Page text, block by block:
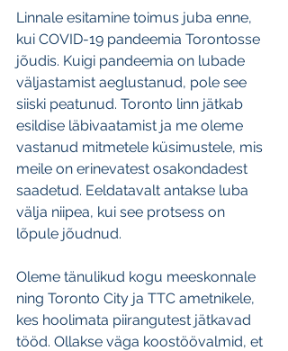
Linnale esitamine toimus juba enne,
kui COVID-19 pandeemia Torontosse
jõudis. Kuigi pandeemia on lubade
väljastamist aeglustanud, pole see
siiski peatunud. Toronto linn jätkab
esildise läbivaatamist ja me oleme
vastanud mitmetele küsimustele, mis
meile on erinevatest osakondadest
saadetud. Eeldatavalt antakse luba
välja niipea, kui see protsess on
lõpule jõudnud.
Oleme tänulikud kogu meeskonnale
ning Toronto City ja TTC ametnikele,
kes hoolimata piirangutest jätkavad
tööd. Ollakse väga koostöövalmid, et